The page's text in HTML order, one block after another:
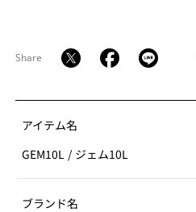
Share
アイテム名
GEM10L / ジェム10L
ブランド名